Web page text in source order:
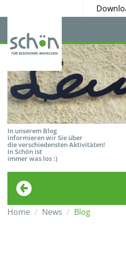
In unserem Blog
informieren wir Sie über
die verschiedensten Aktivitäten!
In Schön ist
immer was los :)
Home News Blog